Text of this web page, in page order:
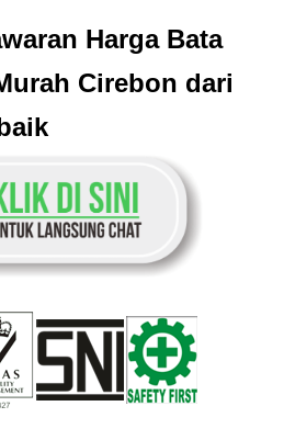
Harga Bata
Cirebon dari